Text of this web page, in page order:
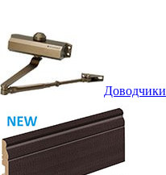
Доводчики